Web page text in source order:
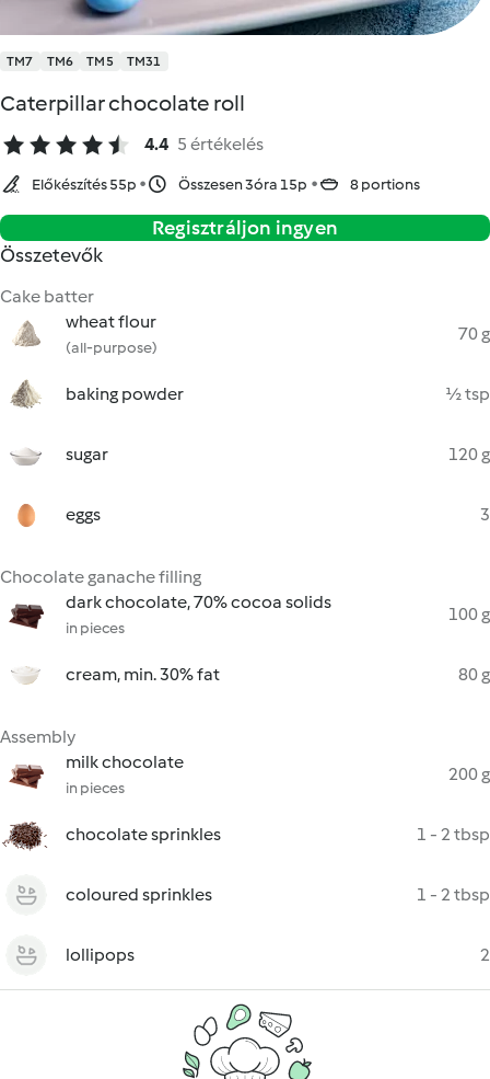
TM7 TM6 TM5 TM31
Caterpillar chocolate roll
4.4 5 értékelés
Előkészítés 55p Összesen 3óra 15p 8 portions
Regisztráljon ingyen
Összetevők
Cake batter
wheat flour
(all-purpose)
70 g
baking powder ½ tsp
sugar 120 g
eggs 3
Chocolate ganache filling
dark chocolate, 70% cocoa solids
in pieces
100 g
cream, min. 30% fat 80 g
Assembly
milk chocolate
in pieces
200 g
chocolate sprinkles 1 - 2 tbsp
coloured sprinkles 1 - 2 tbsp
lollipops 2